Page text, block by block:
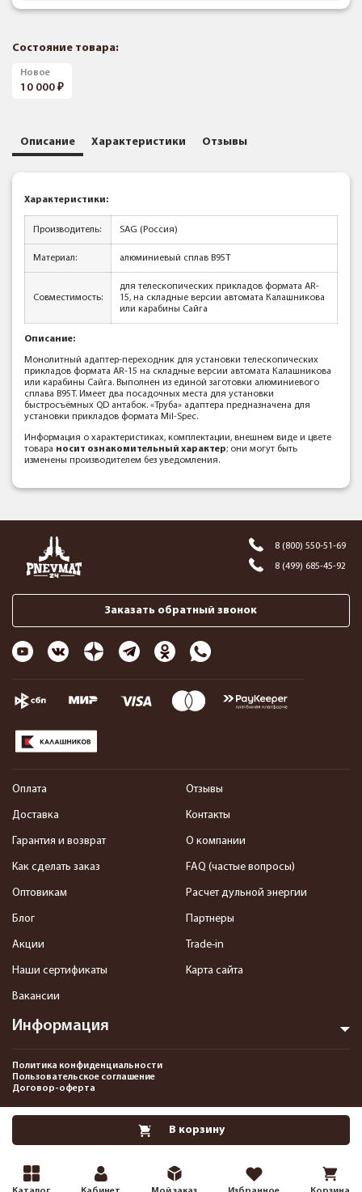
В корзину
Состояние товара:
Новое
10 000
Описание Характеристики Отзывы
Характеристики:
Производитель: SAG (Россия)
Материал: алюминиевый сплав В95Т
Совместимость:
для телескопических прикладов формата AR-
15, на складные версии автомата Калашникова
или карабины Сайга
Описание:
Монолитный адаптер-переходник для установки телескопических
прикладов формата AR-15 на складные версии автомата Калашникова
или карабины Сайга. Выполнен из единой заготовки алюминиевого
сплава В95Т. Имеет два посадочных места для установки
быстросъёмных QD антабок. «Труба» адаптера предназначена для
установки прикладов формата Mil-Spec.
Информация о характеристиках, комплектации, внешнем виде и цвете
товара носит ознакомительный характер; они могут быть
изменены производителем без уведомления.
8 (800) 550-51-69
8 (499) 685-45-92
Заказать обратный звонок
Информация
Оплата
Доставка
Гарантия и возврат
Как сделать заказ
Оптовикам
Блог
Акции
Наши сертификаты
Вакансии
Отзывы
Контакты
О компании
FAQ (частые вопросы)
Расчет дульной энергии
Партнеры
Trade-in
Карта сайта
Политика конфиденциальности
Пользовательское соглашение
Договор-оферта
2013-2026 Интернет-магазин пневматики, страйкбола и снаряжения–
Pnevmat24.ru. Все права защищены.©